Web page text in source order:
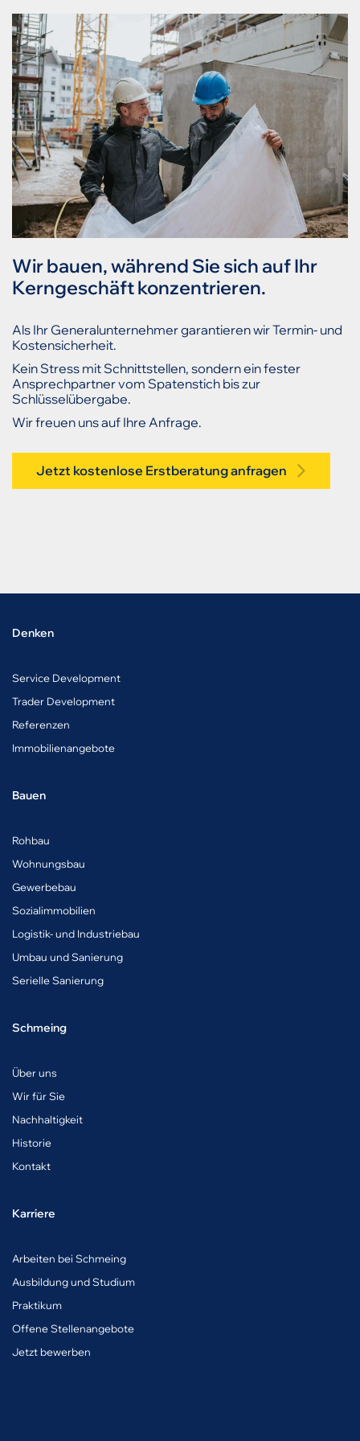
Wir bauen, während Sie sich auf Ihr
Kerngeschäft konzentrieren.
Als Ihr Generalunternehmer garantieren wir Termin- und
Kostensicherheit.
Kein Stress mit Schnittstellen, sondern ein fester
Ansprechpartner vom Spatenstich bis zur
Schlüsselübergabe.
Wir freuen uns auf Ihre Anfrage.
Jetzt kostenlose Erstberatung anfragen
Denken
Service Development
Trader Development
Referenzen
Immobilienangebote
Bauen
Rohbau
Wohnungsbau
Gewerbebau
Sozialimmobilien
Logistik- und Industriebau
Umbau und Sanierung
Serielle Sanierung
Schmeing
Über uns
Wir für Sie
Nachhaltigkeit
Historie
Kontakt
Karriere
Arbeiten bei Schmeing
Ausbildung und Studium
Praktikum
Offene Stellenangebote
Jetzt bewerben